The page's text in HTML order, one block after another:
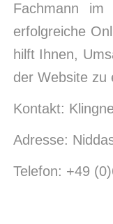
Fachmann
erfolgreiche
hilft Ihnen,
der Website zu
Kontakt:
Adresse:
Telefon: +49